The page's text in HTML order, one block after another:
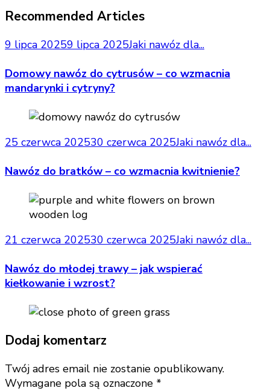
Recommended Articles
9 lipca 20259 lipca 2025Jaki nawóz dla...
Domowy nawóz do cytrusów – co wzmacnia
mandarynki i cytryny?
25 czerwca 202530 czerwca 2025Jaki nawóz dla...
Nawóz do bratków – co wzmacnia kwitnienie?
21 czerwca 202530 czerwca 2025Jaki nawóz dla...
Nawóz do młodej trawy – jak wspierać
kiełkowanie i wzrost?
Dodaj komentarz
Twój adres email nie zostanie opublikowany.
Wymagane pola są oznaczone *